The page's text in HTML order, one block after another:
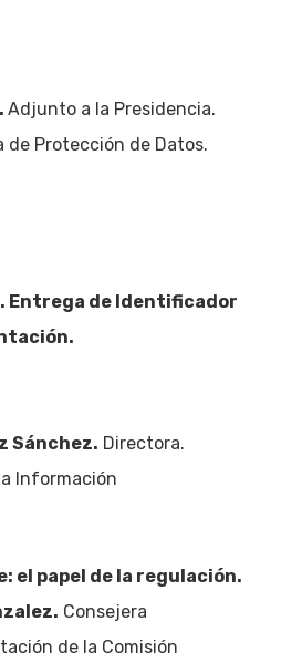
Adjunto a la Presidencia.
de Protección de Datos.
Entrega de Identificador
Sánchez. Directora.
Información
el papel de la regulación.
Consejera
de la Comisión